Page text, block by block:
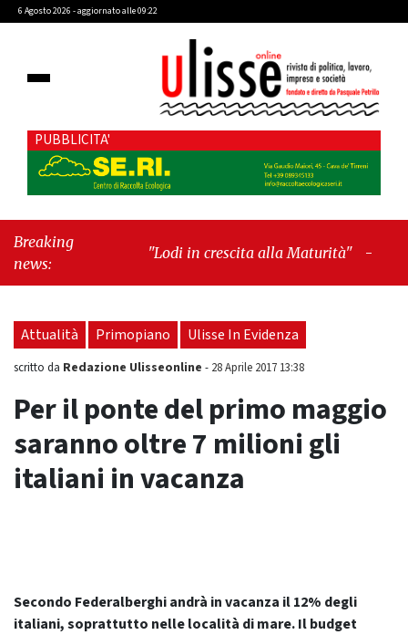
6 Agosto 2026 - aggiornato alle 09:22
PUBBLICITA'
Breaking
news:
"Lodi in crescita alla Maturità" -"Cava de’
Attualità Primopiano Ulisse In Evidenza
scritto da Redazione Ulisseonline - 28 Aprile 2017 13:38
Per il ponte del primo maggio
saranno oltre 7 milioni gli
italiani in vacanza
Secondo Federalberghi andrà in vacanza il 12% degli
italiani, soprattutto nelle località di mare. Il budget